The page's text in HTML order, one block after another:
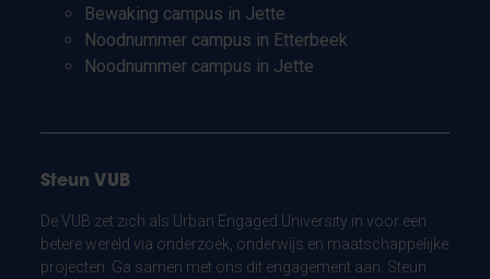
Bewaking campus in Jette
Noodnummer campus in Etterbeek
Noodnummer campus in Jette
Steun VUB
De VUB zet zich als Urban Engaged University in voor een
betere wereld via onderzoek, onderwijs en maatschappelijke
projecten. Ga samen met ons dit engagement aan. Steun